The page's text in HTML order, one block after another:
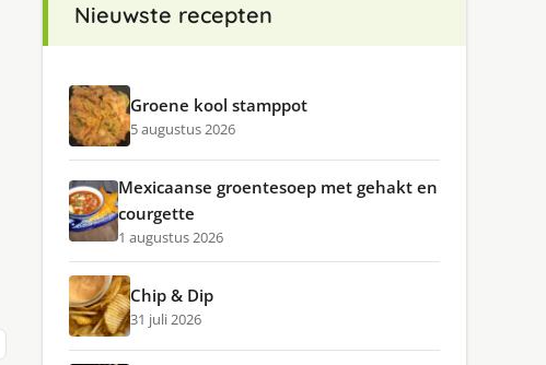
Nieuwste recepten
Groene kool stamppot
5 augustus 2026
Mexicaanse groentesoep met gehakt en
courgette
1 augustus 2026
Chip & Dip
31 juli 2026